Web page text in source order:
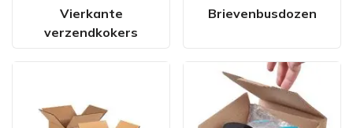
Vierkante
verzendkokers
Brievenbusdozen